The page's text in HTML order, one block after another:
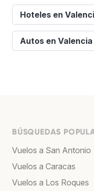
Hoteles en
Autos en Valencia
BÚSQUEDAS
Vuelos a San Antonio
Vuelos a Caracas
Vuelos a Los Roques